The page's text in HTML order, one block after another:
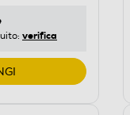
verifica